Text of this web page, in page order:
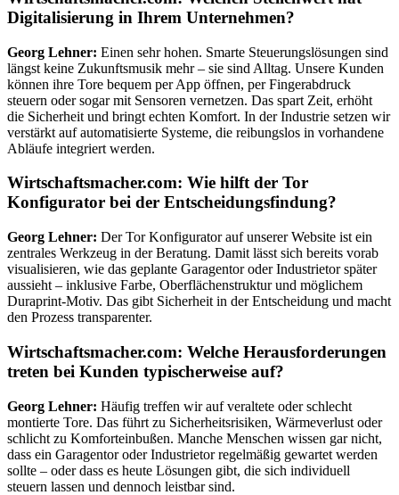
Digitalisierung in Ihrem Unternehmen?
Georg Lehner: Einen sehr hohen. Smarte Steuerungslösungen sind
längst keine Zukunftsmusik mehr – sie sind Alltag. Unsere Kunden
können ihre Tore bequem per App öffnen, per Fingerabdruck
steuern oder sogar mit Sensoren vernetzen. Das spart Zeit, erhöht
die Sicherheit und bringt echten Komfort. In der Industrie setzen wir
verstärkt auf automatisierte Systeme, die reibungslos in vorhandene
Abläufe integriert werden.
Wirtschaftsmacher.com: Wie hilft der Tor
Konfigurator bei der Entscheidungsfindung?
Georg Lehner: Der Tor Konfigurator auf unserer Website ist ein
zentrales Werkzeug in der Beratung. Damit lässt sich bereits vorab
visualisieren, wie das geplante Garagentor oder Industrietor später
aussieht – inklusive Farbe, Oberflächenstruktur und möglichem
Duraprint-Motiv. Das gibt Sicherheit in der Entscheidung und macht
den Prozess transparenter.
Wirtschaftsmacher.com: Welche Herausforderungen
treten bei Kunden typischerweise auf?
Georg Lehner: Häufig treffen wir auf veraltete oder schlecht
montierte Tore. Das führt zu Sicherheitsrisiken, Wärmeverlust oder
schlicht zu Komforteinbußen. Manche Menschen wissen gar nicht,
dass ein Garagentor oder Industrietor regelmäßig gewartet werden
sollte – oder dass es heute Lösungen gibt, die sich individuell
steuern lassen und dennoch leistbar sind.